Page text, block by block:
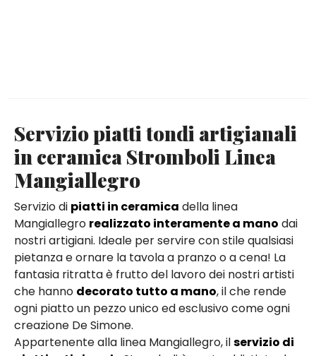
Servizio piatti tondi artigianali
in ceramica Stromboli Linea
Mangiallegro
Servizio di piatti in ceramica della linea
Mangiallegro realizzato interamente a mano dai
nostri artigiani. Ideale per servire con stile qualsiasi
pietanza e ornare la tavola a pranzo o a cena! La
fantasia ritratta è frutto del lavoro dei nostri artisti
che hanno decorato tutto a mano, il che rende
ogni piatto un pezzo unico ed esclusivo come ogni
creazione De Simone.
Appartenente alla linea Mangiallegro, ilservizio di